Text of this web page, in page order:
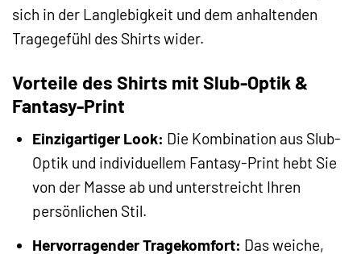
sich in der Langlebigkeit und dem anhaltenden
Tragegefühl des Shirts wider.
Vorteile des Shirts mit Slub-Optik &
Fantasy-Print
Einzigartiger Look: Die Kombination aus Slub-
Optik und individuellem Fantasy-Print hebt Sie
von der Masse ab und unterstreicht Ihren
persönlichen Stil.
Hervorragender Tragekomfort: Das weiche,